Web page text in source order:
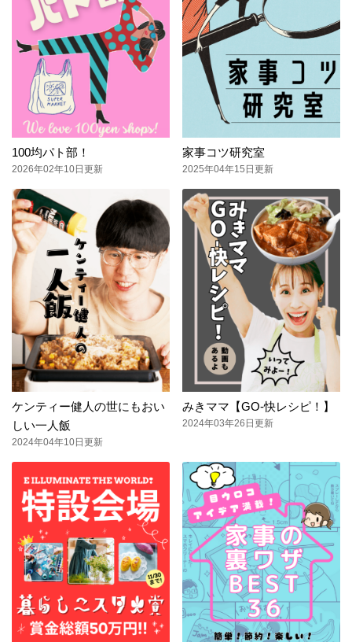
100均パト部！
2026年02年10日更新
家事コツ研究室
2025年04年15日更新
ケンティー健人の世にもおい
しい一人飯
2024年04年10日更新
みきママ【GO-快レシピ！】
2024年03年26日更新